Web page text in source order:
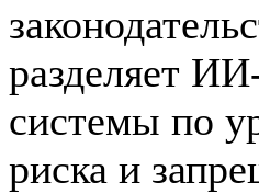
разделяет
системы по
риска и